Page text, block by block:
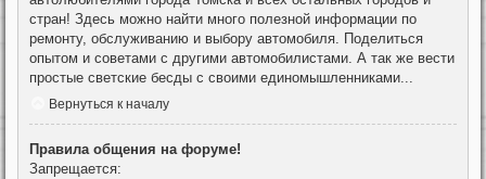
стран! Здесь можно найти много полезной информации по
ремонту, обслуживанию и выбору автомобиля. Поделиться
опытом и советами с другими автомобилистами. А так же вести
простые светские бесды с своими единомышленниками...
Вернуться к началу
Правила общения на форуме!
Запрещается: